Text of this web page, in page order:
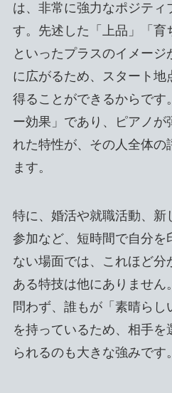
は、非常に強力なポジティ
す。先述した「上品」「育
といったプラスのイメージ
に広がるため、スタート地
得ることができるからです
ー効果」であり、ピアノが
れた特性が、その人全体の
ます。
特に、婚活や就職活動、新
参加など、短時間で自分を
ない場面では、これほど分
ある特技は他にありません
問わず、誰もが「素晴ら
を持っているため、相手を
られるのも大きな強みです。